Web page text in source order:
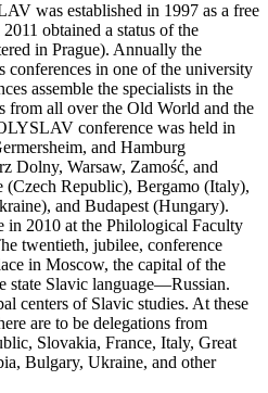
was established in 1997 as a free
obtained a status of the
in Prague). Annually the
in one of the university
assemble the specialists in the
from all over the Old World and the
conference was held in
and Hamburg
Dolny, Warsaw, Zamość, and
(Czech Republic), Bergamo (Italy),
and Budapest (Hungary).
in 2010 at the Philological Faculty
twentieth, jubilee, conference
in Moscow, the capital of the
state Slavic language—Russian.
centers of Slavic studies. At these
are to be delegations from
Slovakia, France, Italy, Great
Bulgary, Ukraine, and other